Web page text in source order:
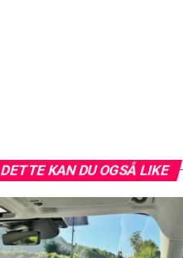
DETTE KAN DU OGSÅ LIKE